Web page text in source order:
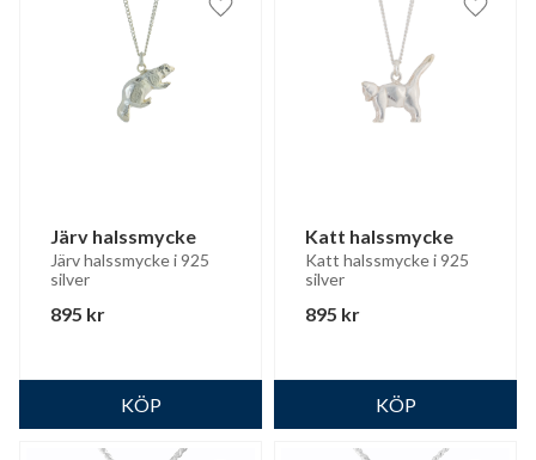
Järv halssmycke
Järv halssmycke i 925
silver
895 kr
Lägg till i favoriter
Katt halssmycke
Katt halssmycke i 925
silver
895 kr
Lägg